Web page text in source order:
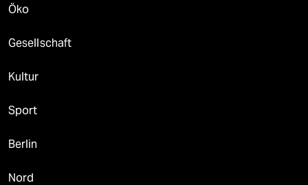
Öko
Gesellschaft
Kultur
Sport
Berlin
Nord